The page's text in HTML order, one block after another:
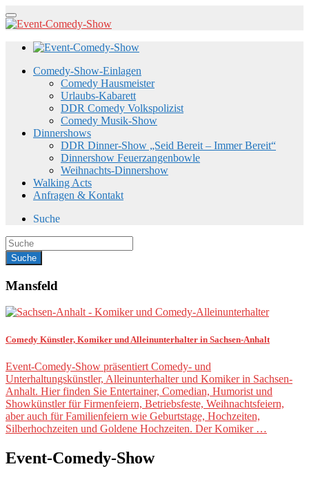
Comedy-Show-Einlagen
Comedy Hausmeister
Urlaubs-Kabarett
DDR Comedy Volkspolizist
Comedy Musik-Show
Dinnershows
DDR Dinner-Show „Seid Bereit – Immer Bereit“
Dinnershow Feuerzangenbowle
Weihnachts-Dinnershow
Walking Acts
Anfragen & Kontakt
Suche
Mansfeld
Comedy Künstler, Komiker und Alleinunterhalter in Sachsen-Anhalt
Event-Comedy-Show präsentiert Comedy- und
Unterhaltungskünstler, Alleinunterhalter und Komiker in Sachsen-
Anhalt. Hier finden Sie Entertainer, Comedian, Humorist und
Showkünstler für Firmenfeiern, Betriebsfeste, Weihnachtsfeiern,
aber auch für Familienfeiern wie Geburtstage, Hochzeiten,
Silberhochzeiten und Goldene Hochzeiten. Der Komiker …
Event-Comedy-Show